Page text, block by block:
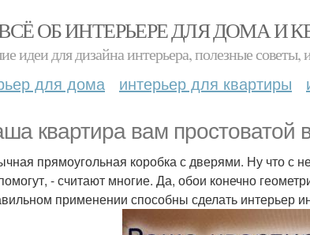
ОБ ИНТЕРЬЕРЕ ДЛЯ ДОМА И
идеи для дизайна интерьера, полезные советы,
для дома интерьер для квартиры
квартира вам простоватой
прямоугольная коробка с дверями. Ну что с
- считают многие. Да, обои конечно
применении способны сделать интерьер